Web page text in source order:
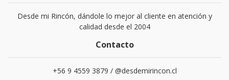
Desde mi Rincón, dándole lo mejor al cliente en atención y
calidad desde el 2004
Contacto
+56 9 4559 3879 / @desdemirincon.cl